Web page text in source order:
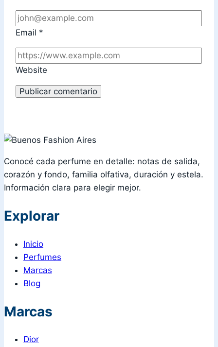
Email *
Website
Conocé cada perfume en detalle: notas de salida,
corazón y fondo, familia olfativa, duración y estela.
Información clara para elegir mejor.
Explorar
Inicio
Perfumes
Marcas
Blog
Marcas
Dior